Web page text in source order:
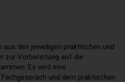
den jeweiligen praktischen und
zur Vorbereitung auf die
Es wird eine
und dem praktischen